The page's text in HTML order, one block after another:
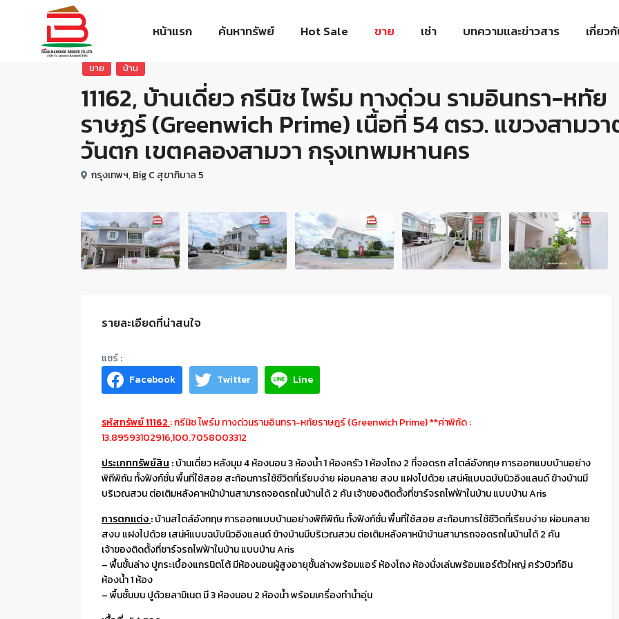
หน้าแรก ค้นหาทรัพย์ Hot Sale ขาย เช่า บทความและข่าวสาร เกี่ยว
ขาย บ้าน
11162, บ้านเดี่ยว กรีนิช ไพร์ม ทางด่วน รามอินทรา-หทัย
ราษฏร์ (Greenwich Prime) เนื้อที่ 54 ตรว. แขวงสามวา
วันตก เขตคลองสามวา กรุงเทพมหานคร
กรุงเทพฯ,Big C สุขาภิบาล 5
รายละเอียดที่น่าสนใจ
Facebook Twitter Line
รหัสทรัพย์ 11162 : กรีนิช ไพร์ม ทางด่วนรามอินทรา-หทัยราษฎร์ (Greenwich Prime) **ค่าพิกัด :
13.89593102916,100.7058003312
ประเภททรัพย์สิน :บ้านเดี่ยว หลังมุม 4 ห้องนอน 3 ห้องน้ำ 1 ห้องครัว 1 ห้องโถง 2 ที่จอดรถ สไตล์อังกฤษ การออกแบบบ้านอย่าง
พิถีพิถัน ทั้งฟังก์ชั่น พื้นที่ใช้สอย สะท้อนการใช้ชีวิตที่เรียบง่าย ผ่อนคลาย สงบ แฝงไปด้วย เสน่ห์แบบฉบับนิวอิงแลนด์ ข้างบ้านมี
บริเวณสวน ต่อเติมหลังคาหน้าบ้านสามารถจอดรถในบ้านได้ 2 คัน เจ้าของติดตั้งที่ชาร์จรถไฟฟ้าในบ้าน แบบบ้าน Aris
การตกแต่ง:บ้านสไตล์อังกฤษ การออกแบบบ้านอย่างพิถีพิถัน ทั้งฟังก์ชั่น พื้นที่ใช้สอย สะท้อนการใช้ชีวิตที่เรียบง่าย ผ่อนคลาย
สงบ แฝงไปด้วย เสน่ห์แบบฉบับนิวอิงแลนด์ ข้างบ้านมีบริเวณสวน ต่อเติมหลังคาหน้าบ้านสามารถจอดรถในบ้านได้ 2 คัน
เจ้าของติดตั้งที่ชาร์จรถไฟฟ้าในบ้าน แบบบ้าน Aris
– พื้นชั้นล่าง ปูกระเบื้องแกรนิตโต้ มีห้องนอนผู้สูงอายุชั้นล่างพร้อมแอร์ ห้องโถง ห้องนั่งเล่นพร้อมแอร์ตัวใหญ่ ครัวบิวท์อิน
ห้องน้ำ 1 ห้อง
– พื้นชั้นบน ปูด้วยลามิเนต มี 3 ห้องนอน 2 ห้องน้ำ พร้อมเครื่องทำน้ำอุ่น